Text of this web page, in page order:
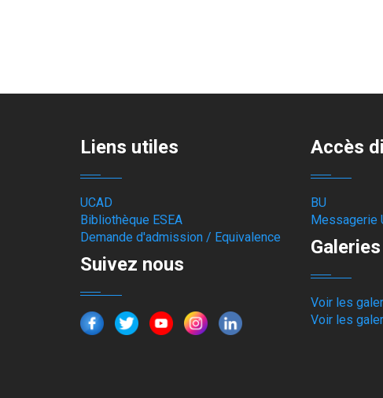
Liens utiles
UCAD
Bibliothèque ESEA
Demande d'admission / Equivalence
Suivez nous
Accès
BU
Messagerie
Galeries
Voir les
Voir les